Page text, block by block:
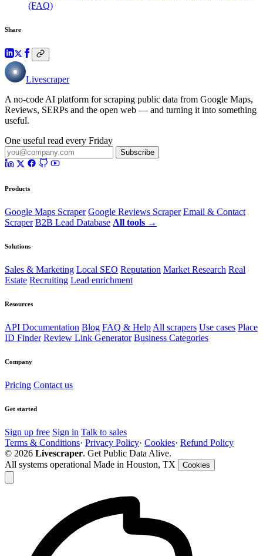
(FAQ)
Share
Livescraper
A no-code AI platform for scraping public data from Google Maps,
Reviews, SERPs and the open web — and turning it into something
useful.
One useful read every Friday
Subscribe
Products
Google Maps Scraper Google Reviews Scraper Email & Contact
Scraper B2B Lead Database All tools →
Solutions
Sales & Marketing Local SEO Reputation Market Research Real
Estate Recruiting Lead enrichment
Resources
API Documentation Blog FAQ & Help All scrapers Use cases Place
ID Finder Review Link Generator Business Categories
Company
Pricing Contact us
Get started
Sign up free Sign in Talk to sales
Terms & Conditions· Privacy Policy· Cookies· Refund Policy
© 2026 Livescraper. Get Public Data Alive.
All systems operational Made in Houston, TX Cookies